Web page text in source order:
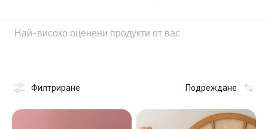
Най-високо оценени продукти от вас
Филтриране Подреждане